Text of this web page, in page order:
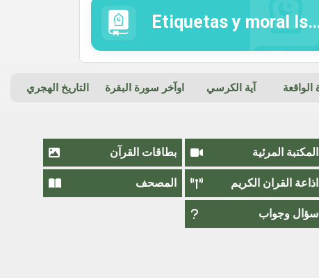
Etiquetas y moral Islámica
آية الكرسي اوآخر سورة البقرة التاريخ الهجري
المكتبة المرئية بطاقات القرآن
اذاعة القران الكريم المصحف
سؤال وجواب